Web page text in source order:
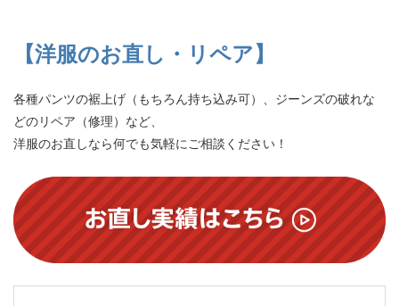
【洋服のお直し・リペア】
各種パンツの裾上げ（もちろん持ち込み可）、ジーンズの破れな
どのリペア（修理）など、
洋服のお直しなら何でも気軽にご相談ください！